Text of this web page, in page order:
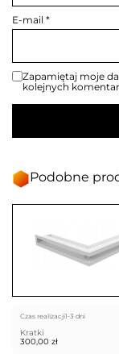
E-mail *
Zapamiętaj moje
kolejnych
Podobne
Czas realizacji1-3 dni
Kratki
300,00 zł